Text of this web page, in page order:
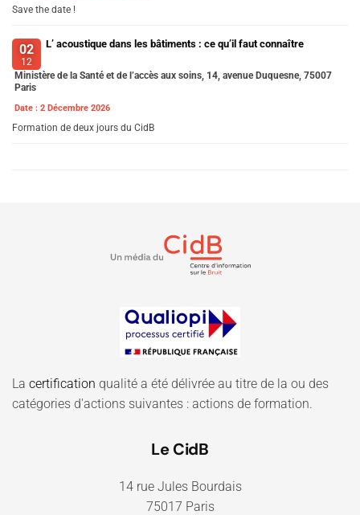
Save the date !
02
12
L’ acoustique dans les bâtiments : ce qu’il faut connaître
Ministère de la Santé et de l’accès aux soins, 14, avenue Duquesne, 75007
Paris
Date : 2 Décembre 2026
Formation de deux jours du CidB
La certification qualité a été délivrée au titre de la ou des
catégories d'actions suivantes : actions de formation.
Le CidB
14 rue Jules Bourdais
75017 Paris